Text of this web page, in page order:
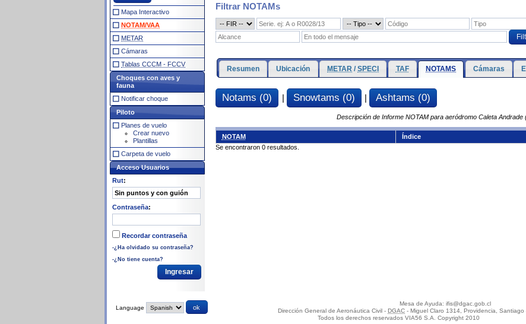
Filtrar NOTAMs
Resumen Ubicación METAR /SPECI TAF NOTAMS Cámaras
Notams (0) | Snowtams (0) | Ashtams (0)
Descripción de Informe NOTAM para aeródromo Caleta Andrade
NOTAM Índice
Se encontraron 0 resultados.
Mapa Interactivo
NOTAM/VAA
METAR
Cámaras
Tablas CCCM - FCCV
Choques con aves y
fauna
Notificar choque
Piloto
Planes de vuelo
Crear nuevo
Plantillas
Carpeta de vuelo
Acceso Usuarios
Rut:
Contraseña:
Recordar contraseña
-¿Ha olvidado su contraseña?
-¿No tiene cuenta?
Language
Mesa de Ayuda: ifis@dgac.gob.cl
Dirección General de Aeronáutica Civil - DGAC - Miguel Claro 1314, Providencia, Santiago
Todos los derechos reservados VIA56 S.A. Copyright 2010